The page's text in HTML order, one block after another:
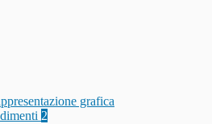
grafica
2